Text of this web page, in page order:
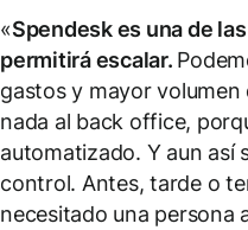
«Spendesk es una de
permitirá escalar.
gastos y mayor
nada al back office,
automatizado. Y aun así
control. Antes, tarde o
necesitado una persona